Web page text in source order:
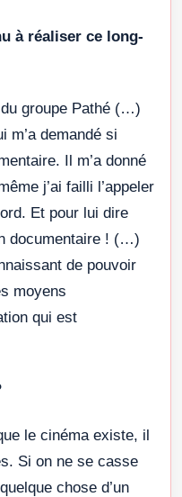
à réaliser ce long-
groupe Pathé (…)
m’a demandé si
Il m’a donné
j’ai failli l’appeler
Et pour lui dire
documentaire ! (…)
de pouvoir
moyens
qui est
le cinéma existe, il
Si on ne se casse
chose d’un